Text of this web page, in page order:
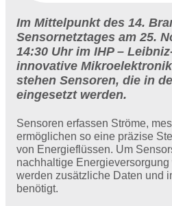
Im Mittelpunkt des 14.
Sensornetztages am 25.
14:30 Uhr im IHP –
innovative
stehen Sensoren, die in
eingesetzt werden.
Sensoren erfassen Ströme,
ermöglichen so eine präzise
von Energieflüssen. Um
nachhaltige
werden zusätzliche Daten und
benötigt.